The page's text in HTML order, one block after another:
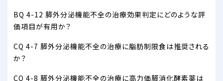
BQ 4-12 膵外分泌機能不全の治療効果判定にどのような評
価項目が有用か？
CQ 4-7 膵外分泌機能不全の治療に脂肪制限食は推奨される
か？
CQ 4-8 膵外分泌機能不全の治療に高力価膵消化酵素薬は